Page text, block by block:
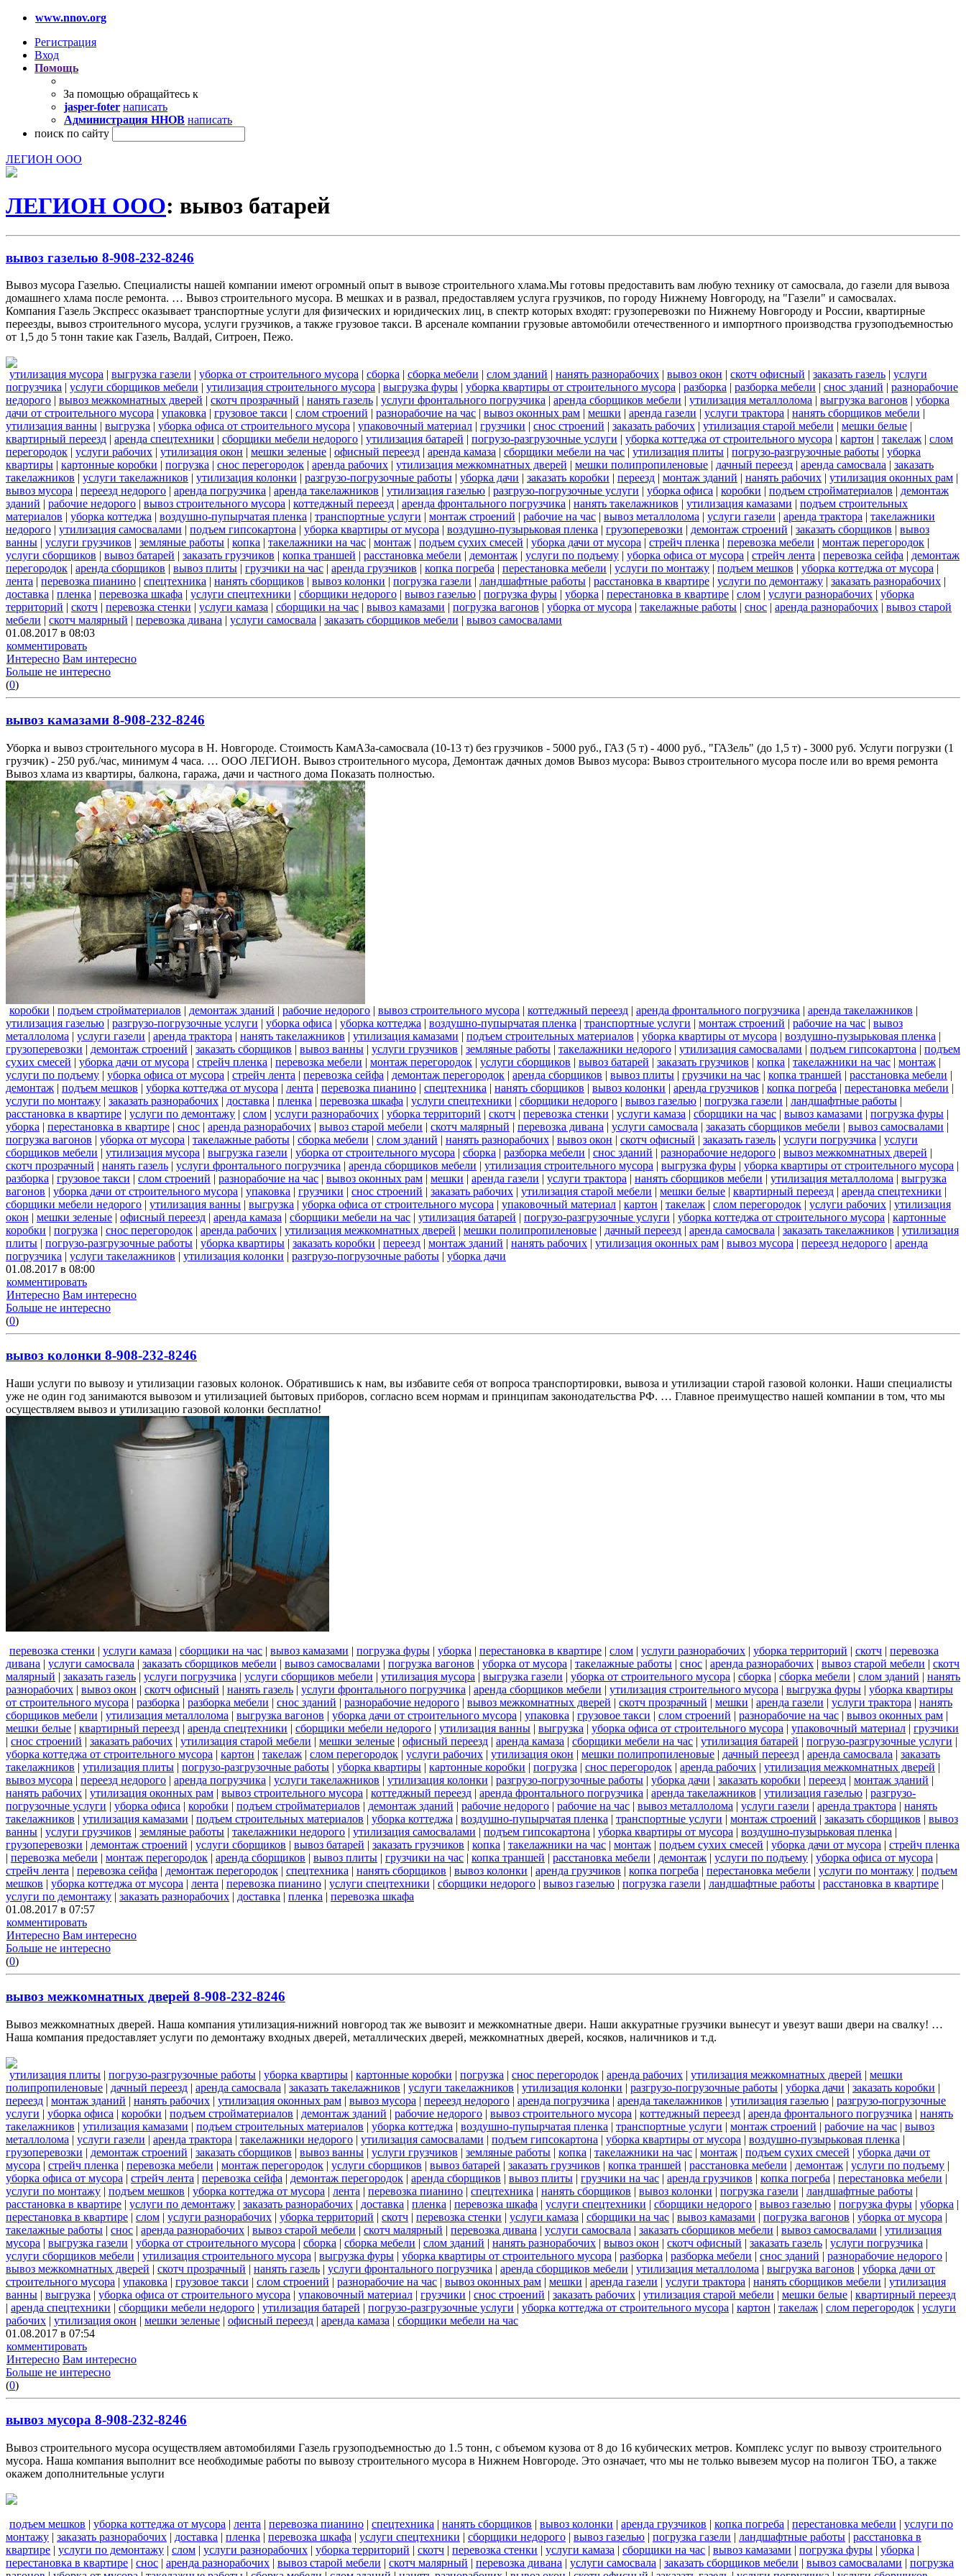
www.nnov.org
Регистрация
Вход
Помощь
За помощью обращайтесь к
jasper-foter написать
Администрация ННОВ написать
поиск по сайту
ЛЕГИОН ООО
ЛЕГИОН ООО: вывоз батарей
вывоз газелью 8-908-232-8246
Вывоз мусора Газелью. Специалисты нашей компании имеют огромный опыт в вывозе строительного хлама.Мы готовы предоставить вам любую технику от самосвала, до газели для вывоза
домашнего хлама после ремонта. … Вывоз строительного мусора. В мешках и в развал, предоставляем услуга грузчиков, по городу Нижнему Новгороду, на "Газели" и самосвалах.
Компания Газель Экспресс оказывает транспортные услуги для физических и юридических лиц, в спектр которых входят: грузоперевозки по Нижнему Новгороду и России, квартирные
переезды, вывоз строительного мусора, услуги грузчиков, а также грузовое такси. В арсенале компании грузовые автомобили отечественного и импортного производства грузоподъемностью
от 1,5 до 5 тонн такие как Газель, Валдай, Ситроен, Пежо.
утилизация мусора | выгрузка газели | уборка от строительного мусора | сборка | сборка мебели | слом зданий | нанять разнорабочих | вывоз окон | скотч офисный | заказать газель | услуги
погрузчика | услуги сборщиков мебели | утилизация строительного мусора | выгрузка фуры | уборка квартиры от строительного мусора | разборка | разборка мебели | снос зданий | разнорабочие
недорого | вывоз межкомнатных дверей | скотч прозрачный | нанять газель | услуги фронтального погрузчика | аренда сборщиков мебели | утилизация металлолома | выгрузка вагонов | уборка
дачи от строительного мусора | упаковка | грузовое такси | слом строений | разнорабочие на час | вывоз оконных рам | мешки | аренда газели | услуги трактора | нанять сборщиков мебели |
утилизация ванны | выгрузка | уборка офиса от строительного мусора | упаковочный материал | грузчики | снос строений | заказать рабочих | утилизация старой мебели | мешки белые |
квартирный переезд | аренда спецтехники | сборщики мебели недорого | утилизация батарей | погрузо-разгрузочные услуги | уборка коттеджа от строительного мусора | картон | такелаж | слом
перегородок | услуги рабочих | утилизация окон | мешки зеленые | офисный переезд | аренда камаза | сборщики мебели на час | утилизация плиты | погрузо-разгрузочные работы | уборка
квартиры | картонные коробки | погрузка | снос перегородок | аренда рабочих | утилизация межкомнатных дверей | мешки полипропиленовые | дачный переезд | аренда самосвала | заказать
такелажников | услуги такелажников | утилизация колонки | разгрузо-погрузочные работы | уборка дачи | заказать коробки | переезд | монтаж зданий | нанять рабочих | утилизация оконных рам |
вывоз мусора | переезд недорого | аренда погрузчика | аренда такелажников | утилизация газелью | разгрузо-погрузочные услуги | уборка офиса | коробки | подъем стройматериалов | демонтаж
зданий | рабочие недорого | вывоз строительного мусора | коттеджный переезд | аренда фронтального погрузчика | нанять такелажников | утилизация камазами | подъем строительных
материалов | уборка коттеджа | воздушно-пупырчатая пленка | транспортные услуги | монтаж строений | рабочие на час | вывоз металлолома | услуги газели | аренда трактора | такелажники
недорого | утилизация самосвалами | подъем гипсокартона | уборка квартиры от мусора | воздушно-пузырьковая пленка | грузоперевозки | демонтаж строений | заказать сборщиков | вывоз
ванны | услуги грузчиков | земляные работы | копка | такелажники на час | монтаж | подъем сухих смесей | уборка дачи от мусора | стрейч пленка | перевозка мебели | монтаж перегородок |
услуги сборщиков | вывоз батарей | заказать грузчиков | копка траншей | расстановка мебели | демонтаж | услуги по подъему | уборка офиса от мусора | стрейч лента | перевозка сейфа | демонтаж
перегородок | аренда сборщиков | вывоз плиты | грузчики на час | аренда грузчиков | копка погреба | перестановка мебели | услуги по монтажу | подъем мешков | уборка коттеджа от мусора |
лента | перевозка пианино | спецтехника | нанять сборщиков | вывоз колонки | погрузка газели | ландшафтные работы | расстановка в квартире | услуги по демонтажу | заказать разнорабочих |
доставка | пленка | перевозка шкафа | услуги спецтехники | сборщики недорого | вывоз газелью | погрузка фуры | уборка | перестановка в квартире | слом | услуги разнорабочих | уборка
территорий | скотч | перевозка стенки | услуги камаза | сборщики на час | вывоз камазами | погрузка вагонов | уборка от мусора | такелажные работы | снос | аренда разнорабочих | вывоз старой
мебели | скотч малярный | перевозка дивана | услуги самосвала | заказать сборщиков мебели | вывоз самосвалами
01.08.2017 в 08:03
комментировать
Интересно Вам интересно
Больше не интересно
(0)
вывоз камазами 8-908-232-8246
Уборка и вывоз строительного мусора в Н. Новгороде. Стоимость КамАЗа-самосвала (10-13 т) без грузчиков - 5000 руб., ГАЗ (5 т) - 4000 руб., "ГАЗель" (до 1,5 т) - 3000 руб. Услуги погрузки (1
грузчик) - 250 руб./час, минимум 4 часа. … ООО ЛЕГИОН. Вывоз строительного мусора, Демонтаж дачных домов Вывоз мусора: Вывоз строительного мусора после или во время ремонта
Вывоз хлама из квартиры, балкона, гаража, дачи и частного дома Показать полностью.
коробки | подъем стройматериалов | демонтаж зданий | рабочие недорого | вывоз строительного мусора | коттеджный переезд | аренда фронтального погрузчика | аренда такелажников |
утилизация газелью | разгрузо-погрузочные услуги | уборка офиса | уборка коттеджа | воздушно-пупырчатая пленка | транспортные услуги | монтаж строений | рабочие на час | вывоз
металлолома | услуги газели | аренда трактора | нанять такелажников | утилизация камазами | подъем строительных материалов | уборка квартиры от мусора | воздушно-пузырьковая пленка |
грузоперевозки | демонтаж строений | заказать сборщиков | вывоз ванны | услуги грузчиков | земляные работы | такелажники недорого | утилизация самосвалами | подъем гипсокартона | подъем
сухих смесей | уборка дачи от мусора | стрейч пленка | перевозка мебели | монтаж перегородок | услуги сборщиков | вывоз батарей | заказать грузчиков | копка | такелажники на час | монтаж |
услуги по подъему | уборка офиса от мусора | стрейч лента | перевозка сейфа | демонтаж перегородок | аренда сборщиков | вывоз плиты | грузчики на час | копка траншей | расстановка мебели |
демонтаж | подъем мешков | уборка коттеджа от мусора | лента | перевозка пианино | спецтехника | нанять сборщиков | вывоз колонки | аренда грузчиков | копка погреба | перестановка мебели |
услуги по монтажу | заказать разнорабочих | доставка | пленка | перевозка шкафа | услуги спецтехники | сборщики недорого | вывоз газелью | погрузка газели | ландшафтные работы |
расстановка в квартире | услуги по демонтажу | слом | услуги разнорабочих | уборка территорий | скотч | перевозка стенки | услуги камаза | сборщики на час | вывоз камазами | погрузка фуры |
уборка | перестановка в квартире | снос | аренда разнорабочих | вывоз старой мебели | скотч малярный | перевозка дивана | услуги самосвала | заказать сборщиков мебели | вывоз самосвалами |
погрузка вагонов | уборка от мусора | такелажные работы | сборка мебели | слом зданий | нанять разнорабочих | вывоз окон | скотч офисный | заказать газель | услуги погрузчика | услуги
сборщиков мебели | утилизация мусора | выгрузка газели | уборка от строительного мусора | сборка | разборка мебели | снос зданий | разнорабочие недорого | вывоз межкомнатных дверей |
скотч прозрачный | нанять газель | услуги фронтального погрузчика | аренда сборщиков мебели | утилизация строительного мусора | выгрузка фуры | уборка квартиры от строительного мусора |
разборка | грузовое такси | слом строений | разнорабочие на час | вывоз оконных рам | мешки | аренда газели | услуги трактора | нанять сборщиков мебели | утилизация металлолома | выгрузка
вагонов | уборка дачи от строительного мусора | упаковка | грузчики | снос строений | заказать рабочих | утилизация старой мебели | мешки белые | квартирный переезд | аренда спецтехники |
сборщики мебели недорого | утилизация ванны | выгрузка | уборка офиса от строительного мусора | упаковочный материал | картон | такелаж | слом перегородок | услуги рабочих | утилизация
окон | мешки зеленые | офисный переезд | аренда камаза | сборщики мебели на час | утилизация батарей | погрузо-разгрузочные услуги | уборка коттеджа от строительного мусора | картонные
коробки | погрузка | снос перегородок | аренда рабочих | утилизация межкомнатных дверей | мешки полипропиленовые | дачный переезд | аренда самосвала | заказать такелажников | утилизация
плиты | погрузо-разгрузочные работы | уборка квартиры | заказать коробки | переезд | монтаж зданий | нанять рабочих | утилизация оконных рам | вывоз мусора | переезд недорого | аренда
погрузчика | услуги такелажников | утилизация колонки | разгрузо-погрузочные работы | уборка дачи
01.08.2017 в 08:00
комментировать
Интересно Вам интересно
Больше не интересно
(0)
вывоз колонки 8-908-232-8246
Наши услуги по вывозу и утилизации газовых колонок. Обратившись к нам, вы избавите себя от вопроса транспортировки, вывоза и утилизации старой газовой колонки. Наши специалисты
уже не один год занимаются вывозом и утилизацией бытовых приборов, согласно всем нормам и принципам законодательства РФ. … Главное преимущество нашей компании в том, что мы
осуществляем вывоз и утилизацию газовой колонки бесплатно!
перевозка стенки | услуги камаза | сборщики на час | вывоз камазами | погрузка фуры | уборка | перестановка в квартире | слом | услуги разнорабочих | уборка территорий | скотч | перевозка
дивана | услуги самосвала | заказать сборщиков мебели | вывоз самосвалами | погрузка вагонов | уборка от мусора | такелажные работы | снос | аренда разнорабочих | вывоз старой мебели | скотч
малярный | заказать газель | услуги погрузчика | услуги сборщиков мебели | утилизация мусора | выгрузка газели | уборка от строительного мусора | сборка | сборка мебели | слом зданий | нанять
разнорабочих | вывоз окон | скотч офисный | нанять газель | услуги фронтального погрузчика | аренда сборщиков мебели | утилизация строительного мусора | выгрузка фуры | уборка квартиры
от строительного мусора | разборка | разборка мебели | снос зданий | разнорабочие недорого | вывоз межкомнатных дверей | скотч прозрачный | мешки | аренда газели | услуги трактора | нанять
сборщиков мебели | утилизация металлолома | выгрузка вагонов | уборка дачи от строительного мусора | упаковка | грузовое такси | слом строений | разнорабочие на час | вывоз оконных рам |
мешки белые | квартирный переезд | аренда спецтехники | сборщики мебели недорого | утилизация ванны | выгрузка | уборка офиса от строительного мусора | упаковочный материал | грузчики
| снос строений | заказать рабочих | утилизация старой мебели | мешки зеленые | офисный переезд | аренда камаза | сборщики мебели на час | утилизация батарей | погрузо-разгрузочные услуги |
уборка коттеджа от строительного мусора | картон | такелаж | слом перегородок | услуги рабочих | утилизация окон | мешки полипропиленовые | дачный переезд | аренда самосвала | заказать
такелажников | утилизация плиты | погрузо-разгрузочные работы | уборка квартиры | картонные коробки | погрузка | снос перегородок | аренда рабочих | утилизация межкомнатных дверей |
вывоз мусора | переезд недорого | аренда погрузчика | услуги такелажников | утилизация колонки | разгрузо-погрузочные работы | уборка дачи | заказать коробки | переезд | монтаж зданий |
нанять рабочих | утилизация оконных рам | вывоз строительного мусора | коттеджный переезд | аренда фронтального погрузчика | аренда такелажников | утилизация газелью | разгрузо-
погрузочные услуги | уборка офиса | коробки | подъем стройматериалов | демонтаж зданий | рабочие недорого | рабочие на час | вывоз металлолома | услуги газели | аренда трактора | нанять
такелажников | утилизация камазами | подъем строительных материалов | уборка коттеджа | воздушно-пупырчатая пленка | транспортные услуги | монтаж строений | заказать сборщиков | вывоз
ванны | услуги грузчиков | земляные работы | такелажники недорого | утилизация самосвалами | подъем гипсокартона | уборка квартиры от мусора | воздушно-пузырьковая пленка |
грузоперевозки | демонтаж строений | услуги сборщиков | вывоз батарей | заказать грузчиков | копка | такелажники на час | монтаж | подъем сухих смесей | уборка дачи от мусора | стрейч пленка
| перевозка мебели | монтаж перегородок | аренда сборщиков | вывоз плиты | грузчики на час | копка траншей | расстановка мебели | демонтаж | услуги по подъему | уборка офиса от мусора |
стрейч лента | перевозка сейфа | демонтаж перегородок | спецтехника | нанять сборщиков | вывоз колонки | аренда грузчиков | копка погреба | перестановка мебели | услуги по монтажу | подъем
мешков | уборка коттеджа от мусора | лента | перевозка пианино | услуги спецтехники | сборщики недорого | вывоз газелью | погрузка газели | ландшафтные работы | расстановка в квартире |
услуги по демонтажу | заказать разнорабочих | доставка | пленка | перевозка шкафа
01.08.2017 в 07:57
комментировать
Интересно Вам интересно
Больше не интересно
(0)
вывоз межкомнатных дверей 8-908-232-8246
Вывоз межкомнатных дверей. Наша компания утилизация-нижний новгород так же вывозит и межкомнатные двери. Наши аккуратные грузчики вынесут и увезут ваши двери на свалку! …
Наша компания предоставляет услуги по демонтажу входных дверей, металлических дверей, межкомнатных дверей, косяков, наличников и т.д.
утилизация плиты | погрузо-разгрузочные работы | уборка квартиры | картонные коробки | погрузка | снос перегородок | аренда рабочих | утилизация межкомнатных дверей | мешки
полипропиленовые | дачный переезд | аренда самосвала | заказать такелажников | услуги такелажников | утилизация колонки | разгрузо-погрузочные работы | уборка дачи | заказать коробки |
переезд | монтаж зданий | нанять рабочих | утилизация оконных рам | вывоз мусора | переезд недорого | аренда погрузчика | аренда такелажников | утилизация газелью | разгрузо-погрузочные
услуги | уборка офиса | коробки | подъем стройматериалов | демонтаж зданий | рабочие недорого | вывоз строительного мусора | коттеджный переезд | аренда фронтального погрузчика | нанять
такелажников | утилизация камазами | подъем строительных материалов | уборка коттеджа | воздушно-пупырчатая пленка | транспортные услуги | монтаж строений | рабочие на час | вывоз
металлолома | услуги газели | аренда трактора | такелажники недорого | утилизация самосвалами | подъем гипсокартона | уборка квартиры от мусора | воздушно-пузырьковая пленка |
грузоперевозки | демонтаж строений | заказать сборщиков | вывоз ванны | услуги грузчиков | земляные работы | копка | такелажники на час | монтаж | подъем сухих смесей | уборка дачи от
мусора | стрейч пленка | перевозка мебели | монтаж перегородок | услуги сборщиков | вывоз батарей | заказать грузчиков | копка траншей | расстановка мебели | демонтаж | услуги по подъему |
уборка офиса от мусора | стрейч лента | перевозка сейфа | демонтаж перегородок | аренда сборщиков | вывоз плиты | грузчики на час | аренда грузчиков | копка погреба | перестановка мебели |
услуги по монтажу | подъем мешков | уборка коттеджа от мусора | лента | перевозка пианино | спецтехника | нанять сборщиков | вывоз колонки | погрузка газели | ландшафтные работы |
расстановка в квартире | услуги по демонтажу | заказать разнорабочих | доставка | пленка | перевозка шкафа | услуги спецтехники | сборщики недорого | вывоз газелью | погрузка фуры | уборка |
перестановка в квартире | слом | услуги разнорабочих | уборка территорий | скотч | перевозка стенки | услуги камаза | сборщики на час | вывоз камазами | погрузка вагонов | уборка от мусора |
такелажные работы | снос | аренда разнорабочих | вывоз старой мебели | скотч малярный | перевозка дивана | услуги самосвала | заказать сборщиков мебели | вывоз самосвалами | утилизация
мусора | выгрузка газели | уборка от строительного мусора | сборка | сборка мебели | слом зданий | нанять разнорабочих | вывоз окон | скотч офисный | заказать газель | услуги погрузчика |
услуги сборщиков мебели | утилизация строительного мусора | выгрузка фуры | уборка квартиры от строительного мусора | разборка | разборка мебели | снос зданий | разнорабочие недорого |
вывоз межкомнатных дверей | скотч прозрачный | нанять газель | услуги фронтального погрузчика | аренда сборщиков мебели | утилизация металлолома | выгрузка вагонов | уборка дачи от
строительного мусора | упаковка | грузовое такси | слом строений | разнорабочие на час | вывоз оконных рам | мешки | аренда газели | услуги трактора | нанять сборщиков мебели | утилизация
ванны | выгрузка | уборка офиса от строительного мусора | упаковочный материал | грузчики | снос строений | заказать рабочих | утилизация старой мебели | мешки белые | квартирный переезд
| аренда спецтехники | сборщики мебели недорого | утилизация батарей | погрузо-разгрузочные услуги | уборка коттеджа от строительного мусора | картон | такелаж | слом перегородок | услуги
рабочих | утилизация окон | мешки зеленые | офисный переезд | аренда камаза | сборщики мебели на час
01.08.2017 в 07:54
комментировать
Интересно Вам интересно
Больше не интересно
(0)
вывоз мусора 8-908-232-8246
Вывоз строительного мусора осуществляем автомобилями Газель грузоподъемностью до 1.5 тонн, с объемом кузова от 8 до 16 кубических метров. Комплекс услуг по вывозу строительного
мусора. Наша компания выполнит все необходимые работы по вывозу строительного мусора в Нижнем Новгороде. Это означает, что мы не только вывезем мусор на полигон ТБО, а также
окажем дополнительные услуги
подъем мешков | уборка коттеджа от мусора | лента | перевозка пианино | спецтехника | нанять сборщиков | вывоз колонки | аренда грузчиков | копка погреба | перестановка мебели | услуги по
монтажу | заказать разнорабочих | доставка | пленка | перевозка шкафа | услуги спецтехники | сборщики недорого | вывоз газелью | погрузка газели | ландшафтные работы | расстановка в
квартире | услуги по демонтажу | слом | услуги разнорабочих | уборка территорий | скотч | перевозка стенки | услуги камаза | сборщики на час | вывоз камазами | погрузка фуры | уборка |
перестановка в квартире | снос | аренда разнорабочих | вывоз старой мебели | скотч малярный | перевозка дивана | услуги самосвала | заказать сборщиков мебели | вывоз самосвалами | погрузка